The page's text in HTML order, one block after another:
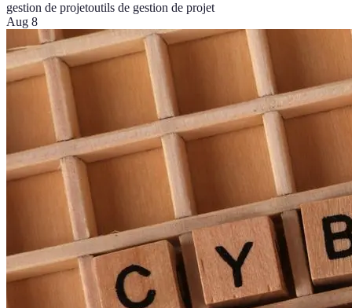
gestion de projetoutils de gestion de projet
Aug 8